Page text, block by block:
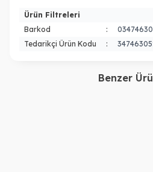
Ürün Filtreleri
Barkod
:
Tedarikçi Ürün Kodu
:
Benzer